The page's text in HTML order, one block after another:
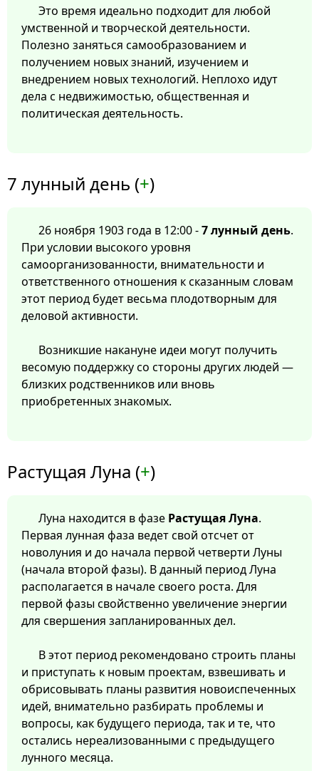
Это время идеально подходит для любой
умственной и творческой деятельности.
Полезно заняться самообразованием и
получением новых знаний, изучением и
внедрением новых технологий. Неплохо идут
дела с недвижимостью, общественная и
политическая деятельность.
7 лунный день (+)
26 ноября 1903 года в 12:00 -7 лунный день.
При условии высокого уровня
самоорганизованности, внимательности и
ответственного отношения к сказанным словам
этот период будет весьма плодотворным для
деловой активности.
Возникшие накануне идеи могут получить
весомую поддержку со стороны других людей —
близких родственников или вновь
приобретенных знакомых.
Растущая Луна (+)
Луна находится в фазе Растущая Луна.
Первая лунная фаза ведет свой отсчет от
новолуния и до начала первой четверти Луны
(начала второй фазы). В данный период Луна
располагается в начале своего роста. Для
первой фазы свойственно увеличение энергии
для свершения запланированных дел.
В этот период рекомендовано строить планы
и приступать к новым проектам, взвешивать и
обрисовывать планы развития новоиспеченных
идей, внимательно разбирать проблемы и
вопросы, как будущего периода, так и те, что
остались нереализованными с предыдущего
лунного месяца.